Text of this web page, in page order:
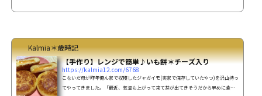
Kalmia＊歳時記
【手作り】レンジで簡単♪いも餅＊チーズ入り
https://kalmia12.com/6768
こないだ母が昨年俺ん家で収穫したジャガイモ(実家で保存していたやつ)を沢山持っ
てやってきました。「最近、気温も上がって来て芽が出てきそうだから早めに食べ